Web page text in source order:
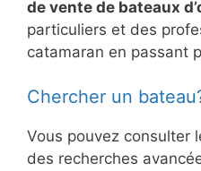
de vente de bateaux
particuliers et des
catamaran en passant
Chercher un
Vous pouvez consulter
des recherches